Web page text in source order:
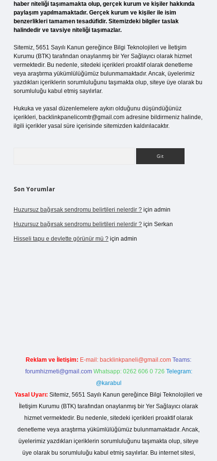
haber niteliği taşımamakta olup, gerçek kurum ve kişiler hakkında
paylaşım yapılmamaktadır. Gerçek kurum ve kişiler ile isim
benzerlikleri tamamen tesadüfidir. Sitemizdeki bilgiler taslak
halindedir ve tavsiye niteliği taşımazlar.
Sitemiz, 5651 Sayılı Kanun gereğince Bilgi Teknolojileri ve İletişim
Kurumu (BTK) tarafından onaylanmış bir Yer Sağlayıcı olarak hizmet
vermektedir. Bu nedenle, sitedeki içerikleri proaktif olarak denetleme
veya araştırma yükümlülüğümüz bulunmamaktadır. Ancak, üyelerimiz
yazdıkları içeriklerin sorumluluğunu taşımakta olup, siteye üye olarak bu
sorumluluğu kabul etmiş sayılırlar.
Hukuka ve yasal düzenlemelere aykırı olduğunu düşündüğünüz
içerikleri, backlinkpanelicomtr@gmail.com adresine bildirmeniz halinde,
ilgili içerikler yasal süre içerisinde sitemizden kaldırılacaktır.
Son Yorumlar
Huzursuz bağırsak sendromu belirtileri nelerdir ? için admin
Huzursuz bağırsak sendromu belirtileri nelerdir ? için Serkan
Hisseli tapu e devlette görünür mü ? için admin
Reklam ve İletişim: E-mail: backlinkpaneli@gmail.com Teams:
forumhizmeti@gmail.com Whatsapp: 0262 606 0 726 Telegram:
@karabul
Yasal Uyarı: Sitemiz, 5651 Sayılı Kanun gereğince Bilgi Teknolojileri ve
İletişim Kurumu (BTK) tarafından onaylanmış bir Yer Sağlayıcı olarak
hizmet vermektedir. Bu nedenle, sitedeki içerikleri proaktif olarak
denetleme veya araştırma yükümlülüğümüz bulunmamaktadır. Ancak,
üyelerimiz yazdıkları içeriklerin sorumluluğunu taşımakta olup, siteye
üye olarak bu sorumluluğu kabul etmiş sayılırlar. Bu internet sitesi,